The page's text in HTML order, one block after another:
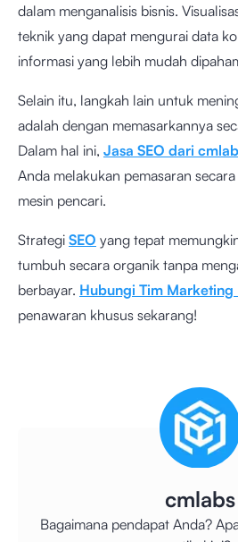
dalam menganalisis bisnis.
teknik yang dapat mengurai data
informasi yang lebih mudah
Selain itu, langkah lain untuk
adalah dengan memasarkannya
Dalam hal ini, Jasa SEO dari
Anda melakukan pemasaran
mesin pencari.
Strategi SEO yang tepat
tumbuh secara organik tanpa
berbayar. Hubungi Tim Marketing
penawaran khusus sekarang!
cmlabs
Bagaimana pendapat Anda?